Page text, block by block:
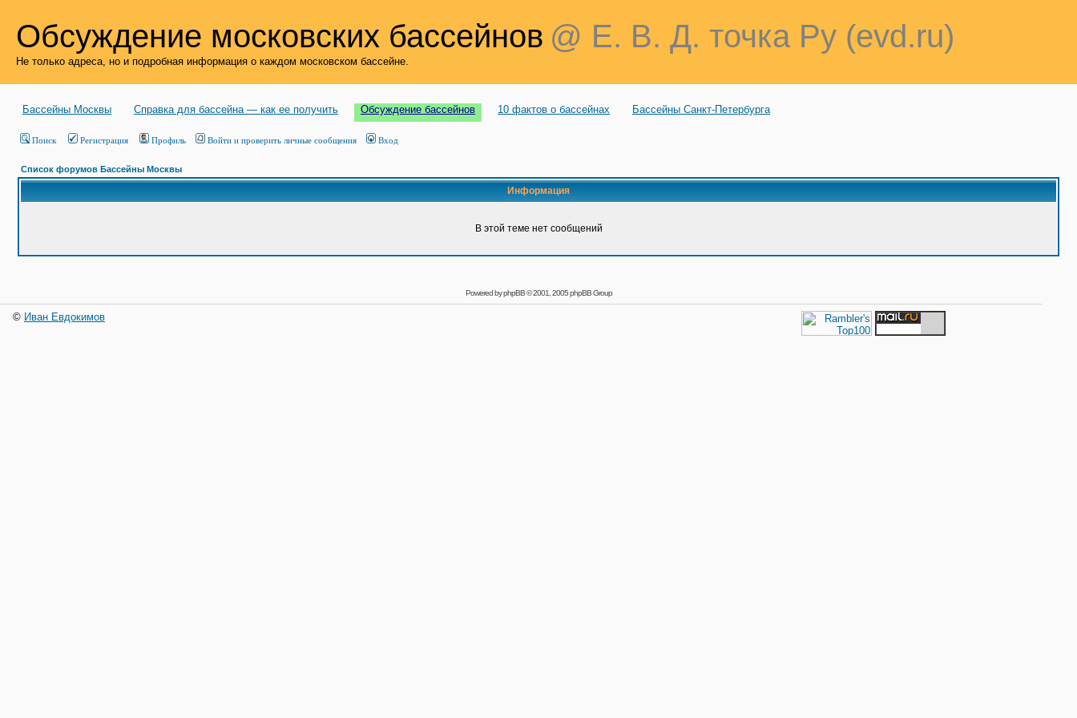
Обсуждение московских бассейнов @ Е. В. Д. точка Ру (evd.ru)
Не только адреса, но и подробная информация о каждом московском бассейне.
Бассейны Москвы Справка для бассейна — как ее получить Обсуждение бассейнов 10 фактов о бассейнах Бассейны Санкт-Петербурга
Поиск Регистрация Профиль Войти и проверить личные сообщения Вход
Список форумов Бассейны Москвы
Информация
В этой теме нет сообщений
Powered byphpBB© 2001, 2005 phpBB Group
© Иван Евдокимов